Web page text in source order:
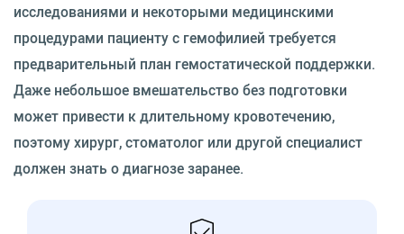
исследованиями и некоторыми медицинскими
процедурами пациенту с гемофилией требуется
предварительный план гемостатической поддержки.
Даже небольшое вмешательство без подготовки
может привести к длительному кровотечению,
поэтому хирург, стоматолог или другой специалист
должен знать о диагнозе заранее.